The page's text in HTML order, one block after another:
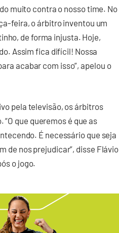
muito contra o nosso time. No
feira, o árbitro inventou um
de forma injusta. Hoje,
Assim fica difícil! Nossa
acabar com isso”, apelou o
pela televisão, os árbitros
que queremos é que as
É necessário que seja
de nos prejudicar”, disse Flávio
o jogo.